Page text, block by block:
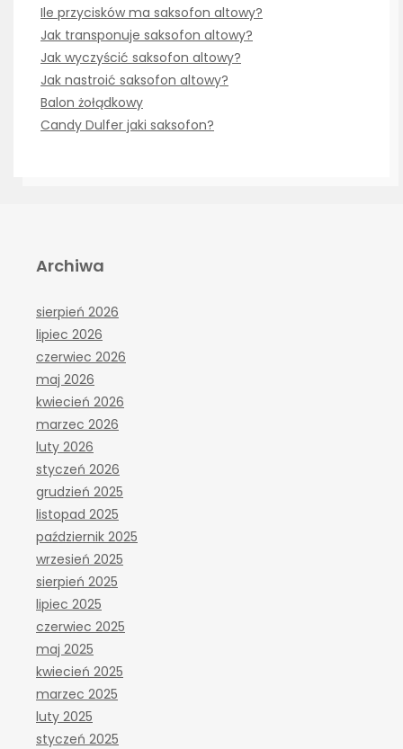
Ile przycisków ma saksofon altowy?
Jak transponuje saksofon altowy?
Jak wyczyścić saksofon altowy?
Jak nastroić saksofon altowy?
Balon żołądkowy
Candy Dulfer jaki saksofon?
Archiwa
sierpień 2026
lipiec 2026
czerwiec 2026
maj 2026
kwiecień 2026
marzec 2026
luty 2026
styczeń 2026
grudzień 2025
listopad 2025
październik 2025
wrzesień 2025
sierpień 2025
lipiec 2025
czerwiec 2025
maj 2025
kwiecień 2025
marzec 2025
luty 2025
styczeń 2025